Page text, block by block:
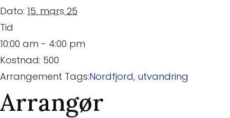
Dato: 15. mars 25
Tid
10:00 am - 4:00 pm
Kostnad: 500
Arrangement Tags:Nordfjord, utvandring
Arrangør